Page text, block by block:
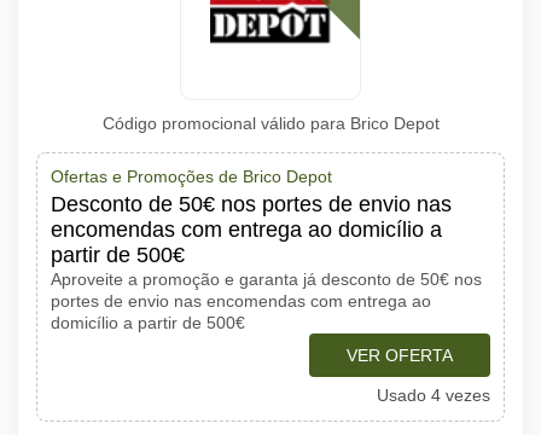
Código promocional válido para Brico Depot
Ofertas e Promoções de Brico Depot
Desconto de 50€ nos portes de envio nas
encomendas com entrega ao domicílio a
partir de 500€
Aproveite a promoção e garanta já desconto de 50€ nos
portes de envio nas encomendas com entrega ao
domicílio a partir de 500€
VER OFERTA
Usado 4 vezes